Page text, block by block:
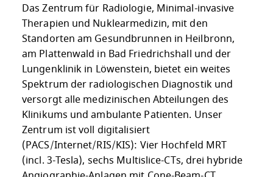
Das Zentrum für Radiologie, Minimal-invasive
Therapien und Nuklearmedizin, mit den
Standorten am Gesundbrunnen in Heilbronn,
am Plattenwald in Bad Friedrichshall und der
Lungenklinik in Löwenstein, bietet ein weites
Spektrum der radiologischen Diagnostik und
versorgt alle medizinischen Abteilungen des
Klinikums und ambulante Patienten. Unser
Zentrum ist voll digitalisiert
(PACS/Internet/RIS/KIS): Vier Hochfeld MRT
(incl. 3-Tesla), sechs Multislice-CTs, drei hybride